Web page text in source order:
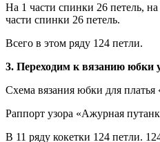
На 1 части спинки 26 петель,
части спинки 26 петель.
Всего в этом ряду 124 петли.
3. Переходим к вязанию юбки
Схема вязания юбки для платья
Раппорт узора «Ажурная
В 11 ряду кокетки 124 петли.